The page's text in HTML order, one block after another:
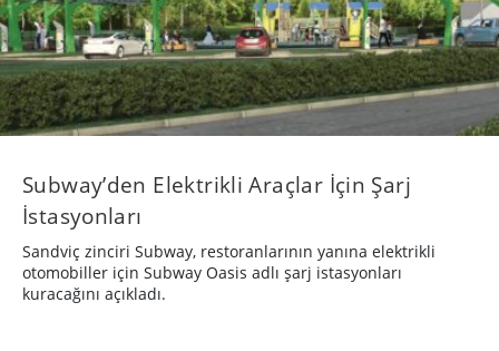
Subway’den Elektrikli Araçlar İçin Şarj
İstasyonları
Sandviç zinciri Subway, restoranlarının yanına elektrikli
otomobiller için Subway Oasis adlı şarj istasyonları
kuracağını açıkladı.